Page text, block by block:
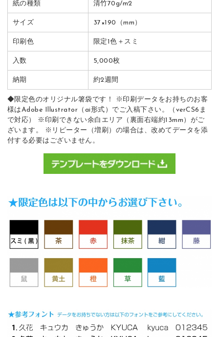
紙の種類 清竹70g/m2
サイズ 37×190（mm）
印刷色 限定1色＋スミ
入数 5,000枚
納期 約2週間
◆限定色のオリジナル箸袋です！ ※印刷データをお持ちのお客
様はAdobe Illustrator（ai形式）でご入稿下さい。（verCS6ま
で対応） ※印刷できない余白エリア（裏面右端約13mm）がご
ざいます。 ※リピーター（増刷）の場合は、改めてデータを添
付する必要はございません。